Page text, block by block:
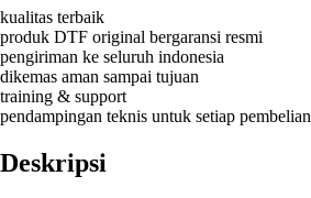
kualitas terbaik
produk DTF original bergaransi resmi
pengiriman ke seluruh indonesia
dikemas aman sampai tujuan
training & support
pendampingan teknis untuk setiap pembelian
Deskripsi